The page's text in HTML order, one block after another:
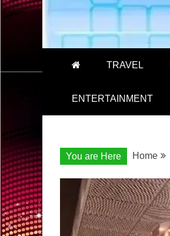
TRAVEL
ENTERTAINMENT
You are Here Home